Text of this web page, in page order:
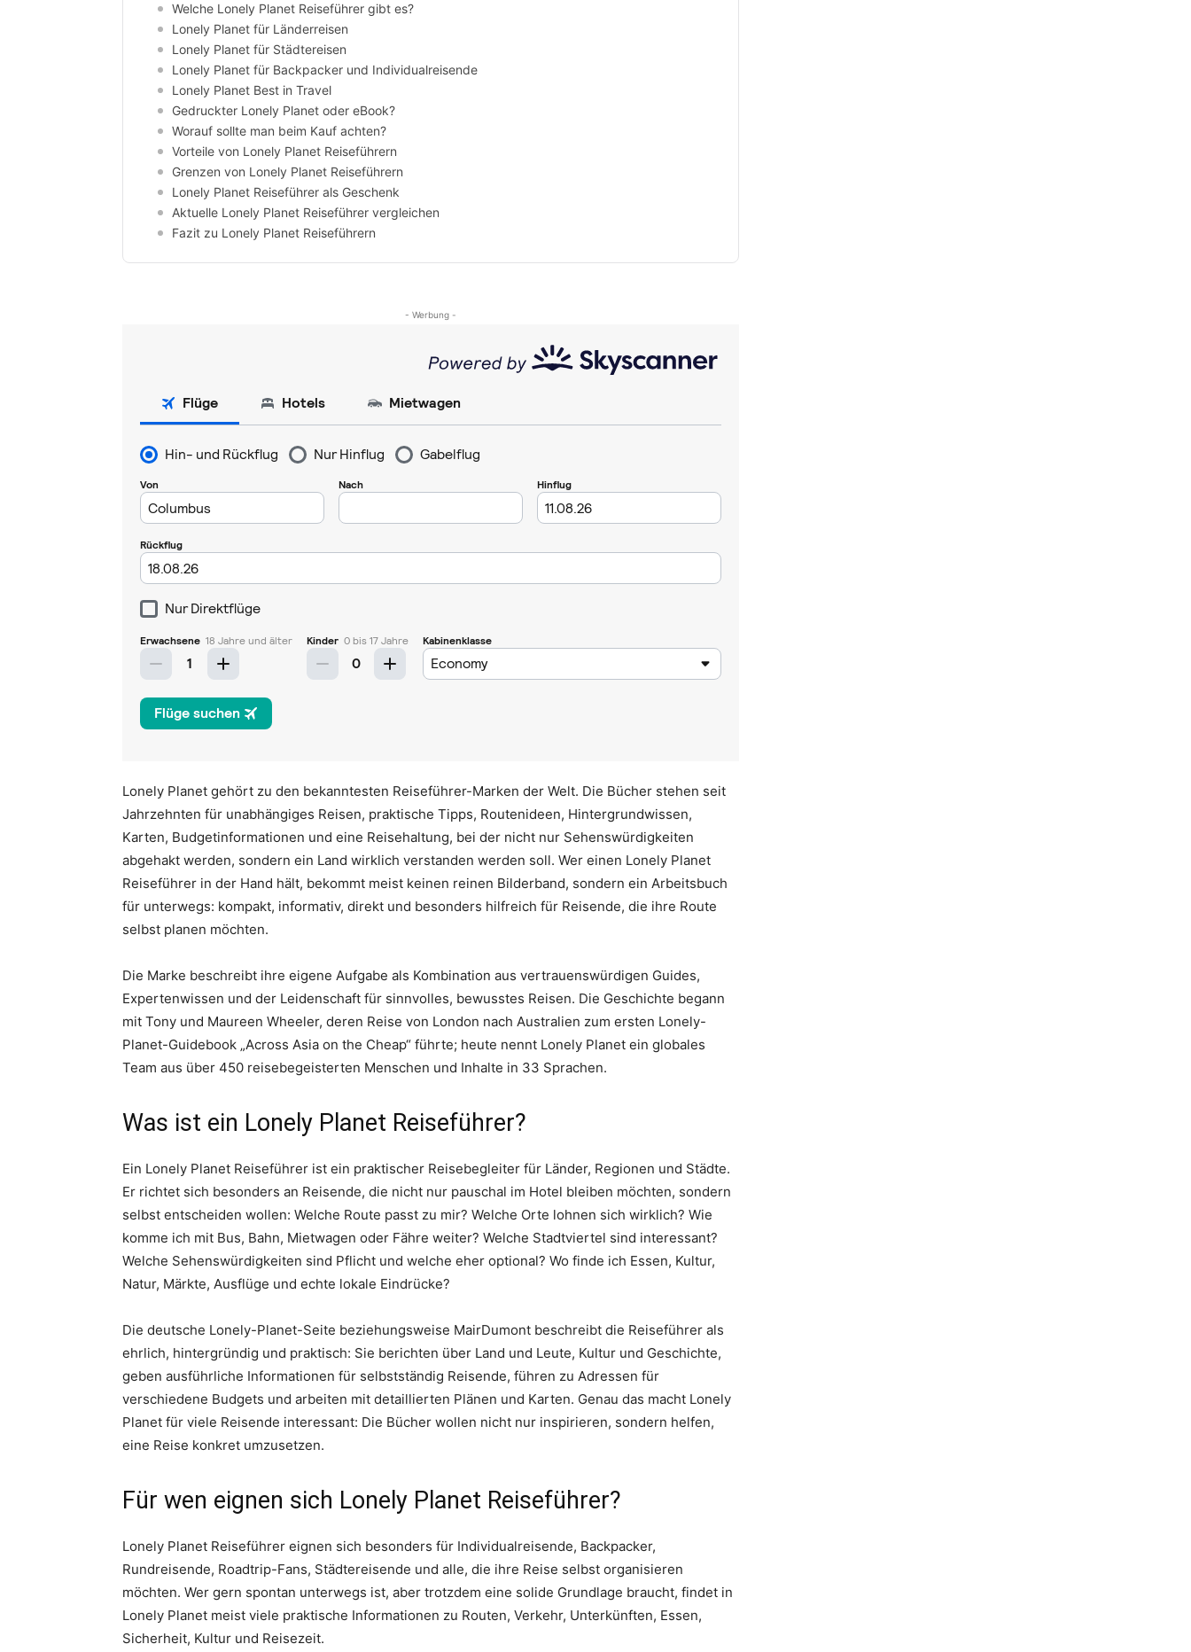
Welche Lonely Planet Reiseführer gibt es?
Lonely Planet für Länderreisen
Lonely Planet für Städtereisen
Lonely Planet für Backpacker und Individualreisende
Lonely Planet Best in Travel
Gedruckter Lonely Planet oder eBook?
Worauf sollte man beim Kauf achten?
Vorteile von Lonely Planet Reiseführern
Grenzen von Lonely Planet Reiseführern
Lonely Planet Reiseführer als Geschenk
Aktuelle Lonely Planet Reiseführer vergleichen
Fazit zu Lonely Planet Reiseführern
- Werbung -
Lonely Planet gehört zu den bekanntesten Reiseführer-Marken der Welt. Die Bücher stehen seit
Jahrzehnten für unabhängiges Reisen, praktische Tipps, Routenideen, Hintergrundwissen,
Karten, Budgetinformationen und eine Reisehaltung, bei der nicht nur Sehenswürdigkeiten
abgehakt werden, sondern ein Land wirklich verstanden werden soll. Wer einen Lonely Planet
Reiseführer in der Hand hält, bekommt meist keinen reinen Bilderband, sondern ein Arbeitsbuch
für unterwegs: kompakt, informativ, direkt und besonders hilfreich für Reisende, die ihre Route
selbst planen möchten.
Die Marke beschreibt ihre eigene Aufgabe als Kombination aus vertrauenswürdigen Guides,
Expertenwissen und der Leidenschaft für sinnvolles, bewusstes Reisen. Die Geschichte begann
mit Tony und Maureen Wheeler, deren Reise von London nach Australien zum ersten Lonely-
Planet-Guidebook „Across Asia on the Cheap“ führte; heute nennt Lonely Planet ein globales
Team aus über 450 reisebegeisterten Menschen und Inhalte in 33 Sprachen.
Was ist ein Lonely Planet Reiseführer?
Ein Lonely Planet Reiseführer ist ein praktischer Reisebegleiter für Länder, Regionen und Städte.
Er richtet sich besonders an Reisende, die nicht nur pauschal im Hotel bleiben möchten, sondern
selbst entscheiden wollen: Welche Route passt zu mir? Welche Orte lohnen sich wirklich? Wie
komme ich mit Bus, Bahn, Mietwagen oder Fähre weiter? Welche Stadtviertel sind interessant?
Welche Sehenswürdigkeiten sind Pflicht und welche eher optional? Wo finde ich Essen, Kultur,
Natur, Märkte, Ausflüge und echte lokale Eindrücke?
Die deutsche Lonely-Planet-Seite beziehungsweise MairDumont beschreibt die Reiseführer als
ehrlich, hintergründig und praktisch: Sie berichten über Land und Leute, Kultur und Geschichte,
geben ausführliche Informationen für selbstständig Reisende, führen zu Adressen für
verschiedene Budgets und arbeiten mit detaillierten Plänen und Karten. Genau das macht Lonely
Planet für viele Reisende interessant: Die Bücher wollen nicht nur inspirieren, sondern helfen,
eine Reise konkret umzusetzen.
Für wen eignen sich Lonely Planet Reiseführer?
Lonely Planet Reiseführer eignen sich besonders für Individualreisende, Backpacker,
Rundreisende, Roadtrip-Fans, Städtereisende und alle, die ihre Reise selbst organisieren
möchten. Wer gern spontan unterwegs ist, aber trotzdem eine solide Grundlage braucht, findet in
Lonely Planet meist viele praktische Informationen zu Routen, Verkehr, Unterkünften, Essen,
Sicherheit, Kultur und Reisezeit.